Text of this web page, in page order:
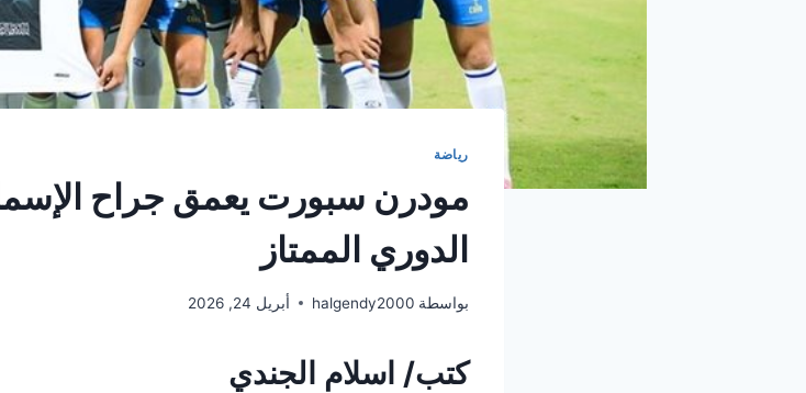
رياضة
مودرن سبورت يعمق جراح
الدوري الممتاز
بواسطة halgendy2000 أبريل 24, 2026
كتب/ اسلام الجندي